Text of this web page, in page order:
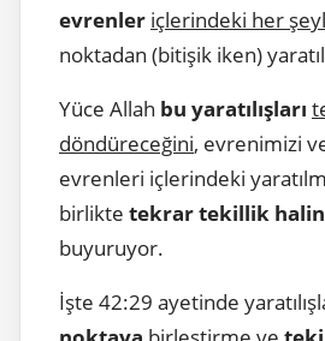
evrenler içlerindeki her
noktadan (bitişik iken)
Yüce Allah bu yaratılışları
döndüreceğini, evrenimizi
evrenleri içlerindeki
birlikte tekrar tekillik
buyuruyor.
İşte 42:29 ayetinde